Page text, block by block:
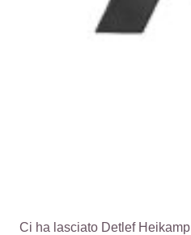
Ci ha lasciato Detlef Heikamp